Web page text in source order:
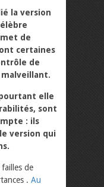
la version
de
certaines
de
malveillant.
elle
sont
: ils
version qui
de
. Au